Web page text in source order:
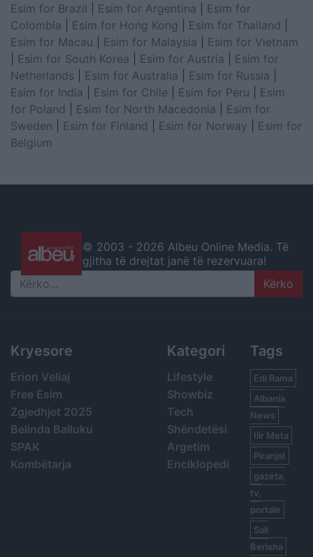
Esim for Brazil
Esim for Argentina
Esim for
Colombia
Esim for Hong Kong Esim for Thailand
Esim for Macau
Esim for Malaysia
Esim for Vietnam
Esim for South Korea Esim for Austria
Esim for
Netherlands
Esim for Australia Esim for Russia
Esim for India
Esim for Chile Esim for Peru
Esim
for Poland
Esim for North Macedonia
Esim for
Sweden
Esim for Finland Esim for Norway
Esim for
Belgium
© 2003 - 2026 Albeu Online Media. Të
gjitha të drejtat janë të rezervuara!
Search
Kryesore
Erion Veliaj
Free Esim
Zgjedhjet 2025
Belinda Balluku
SPAK
Kombëtarja
Kategori
Lifestyle
Showbiz
Tech
Shëndetësi
Argetim
Enciklopedi
Tags
Edi Rama
Albania
News
Ilir Meta
Piranjat
gazeta,
tv,
portale
Sali
Berisha